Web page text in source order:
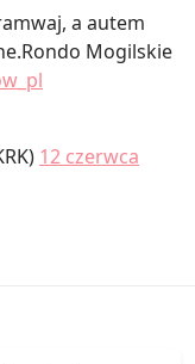
a autem
Mogilskie
12 czerwca